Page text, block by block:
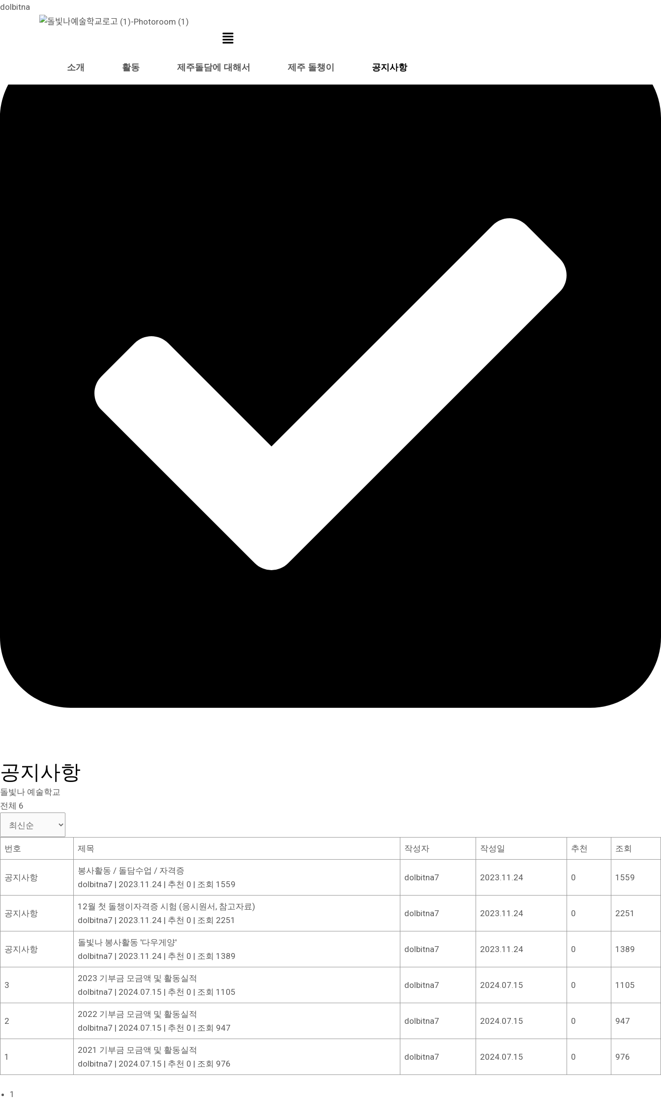
콘
뛰
기
dolbitna
소개 활동 제주돌담에 대해서 제주 돌챙이 공지사항
공지사항
돌빛나 예술학교
전체 6
번호 제목 작성자 작성일 추천 조회
공지사항
봉사활동 / 돌담수업 / 자격증
dolbitna7 | 2023.11.24 | 추천 0 | 조회 1559
dolbitna7 2023.11.24 0 1559
공지사항
12월 첫 돌챙이자격증 시험 (응시원서, 참고자료)
dolbitna7 | 2023.11.24 | 추천 0 | 조회 2251
dolbitna7 2023.11.24 0 2251
공지사항
돌빛나 봉사활동 '다우게양'
dolbitna7 | 2023.11.24 | 추천 0 | 조회 1389
dolbitna7 2023.11.24 0 1389
3
2023 기부금 모금액 및 활동실적
dolbitna7 | 2024.07.15 | 추천 0 | 조회 1105
dolbitna7 2024.07.15 0 1105
2
2022 기부금 모금액 및 활동실적
dolbitna7 | 2024.07.15 | 추천 0 | 조회 947
dolbitna7 2024.07.15 0 947
1
2021 기부금 모금액 및 활동실적
dolbitna7 | 2024.07.15 | 추천 0 | 조회 976
dolbitna7 2024.07.15 0 976
1